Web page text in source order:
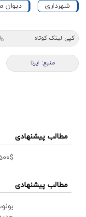
شهرداری دیوان
کپی لینک کوتاه
منبع: ایرنا
مطالب پیشنهادی
500$ هدیه به کاربران
مطالب پیشنهادی